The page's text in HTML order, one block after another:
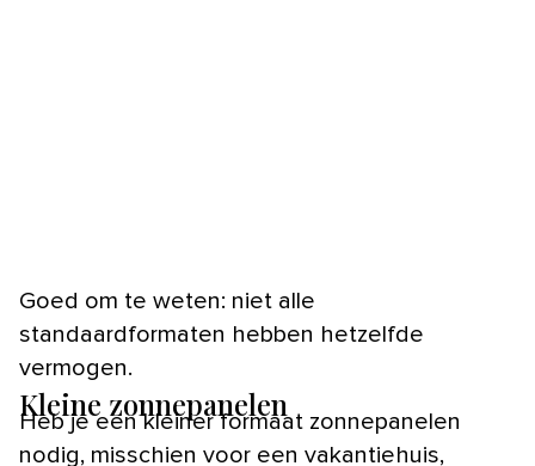
Goed om te weten: niet alle
standaardformaten hebben hetzelfde
vermogen.
Kleine zonnepanelen
Heb je een kleiner formaat zonnepanelen
nodig, misschien voor een vakantiehuis,